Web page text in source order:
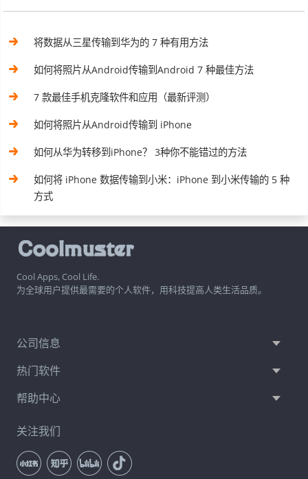
将数据从三星传输到华为的 7 种有用方法
如何将照片从Android传输到Android 7 种最佳方法
7 款最佳手机克隆软件和应用（最新评测）
如何将照片从Android传输到 iPhone
如何从华为转移到iPhone？ 3种你不能错过的方法
如何将 iPhone 数据传输到小米：iPhone 到小米传输的 5 种
方式
Cool Apps, Cool Life.
为全球用户提供最需要的个人软件，用科技提高人类生活品质。
公司信息
热门软件
帮助中心
关注我们